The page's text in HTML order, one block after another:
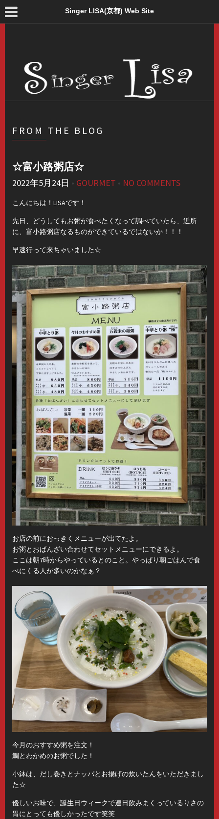
Singer LISA(京都) Web Site
FROM THE BLOG
☆富小路粥店☆
2022年5月24日 • GOURMET • NO COMMENTS
こんにちは！LISAです！
先日、どうしてもお粥が食べたくなって調べていたら、近所
に、富小路粥店なるものができているではないか！！！
早速行って来ちゃいました☆
お店の前におっきくメニューが出てたよ。
お粥とおばんざい合わせてセットメニューにできるよ。
ここは朝7時からやっているとのこと。やっぱり朝ごはんで食
べにくる人が多いのかなぁ？
今月のおすすめ粥を注文！
鯛とわかめのお粥でした！
小鉢は、だし巻きとナッパとお揚げの炊いたんをいただきまし
た☆
優しいお味で、誕生日ウィークで連日飲みまくっているりさの
胃にとっても優しかったです笑笑